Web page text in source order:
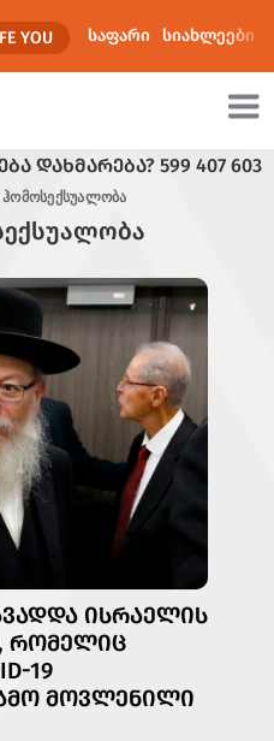
YOU საფარი სიახლეები
ᲓᲐᲮᲛᲐᲠᲔᲑᲐ? 599 407 603
ჰომოსექსუალობა
ᲘᲡᲠᲐᲔᲚᲘᲡ
ᲠᲝᲛᲔᲚᲘᲪ
19
ᲛᲝᲕᲚᲔᲜᲘᲚᲘ